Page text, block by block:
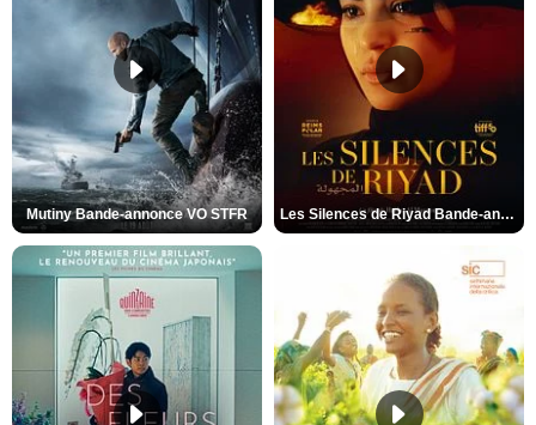
Mutiny Bande-annonce VO STFR Les Silences de Riyad Bande-annonce VO STFR